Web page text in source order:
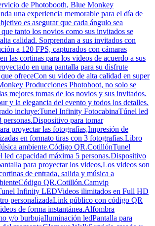
de Photobooth, Blue Monkey
una experiencia memorable para el día de
es asegurar que cada ángulo sea
tanto los novios como sus invitados se
calidad. Sorprendan a sus invitados con
a 120 FPS, capturados con cámaras
las cortinas para los videos de acuerdo a sus
en una pantalla para su disfrute
ofreceCon su video de alta calidad en super
Producciones Photoboot, no solo se
mejores tomas de los novios y sus invitados.
y la elegancia del evento y todos los detalles.
incluye:Tunel Infinity FotocabinaTúnel led
personas.Dispositivo para tomar
proyectar las fotografías,Impresión de
en formato tiras con 3 fotografías.Libro
ambiente.Código QR.CotillónTunel
capacidad máxima 5 personas.Dispositivo
para proyectar los videos,Los videos son
de entrada, salida y música a
QR.Cotillón.Camvip
Infinity LEDVideos ilimitados en Full HD
personalizadaLink público con código QR
de forma instantánea.Alfombra
y/o burbujaIluminación ledPantalla para